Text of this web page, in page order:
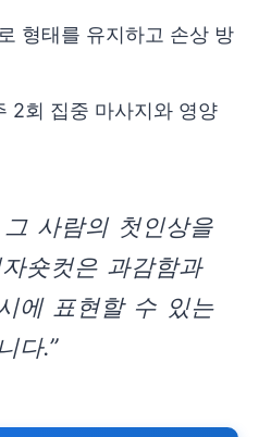
형태를 유지하고 손상 방
2회 집중 마사지와 영양
그 사람의 첫인상을
숏컷은 과감함과
에 표현할 수 있는
다.”